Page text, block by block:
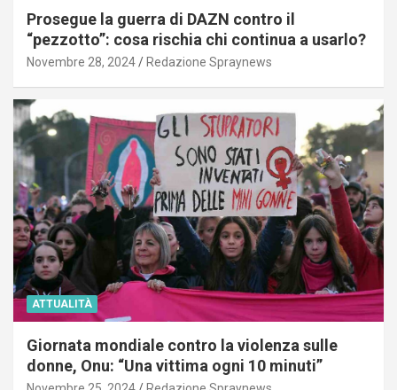
Prosegue la guerra di DAZN contro il
“pezzotto”: cosa rischia chi continua a usarlo?
Novembre 28, 2024 Redazione Spraynews
ATTUALITÀ
Giornata mondiale contro la violenza sulle
donne, Onu: “Una vittima ogni 10 minuti”